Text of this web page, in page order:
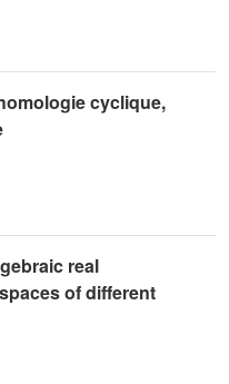
cyclique,
real
of different